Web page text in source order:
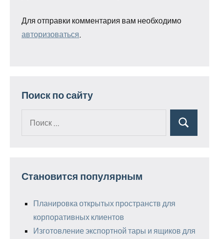
Для отправки комментария вам необходимо
авторизоваться
Поиск по сайту
Поиск
Становится популярным
Планировка открытых пространств для
корпоративных клиентов
Изготовление экспортной тары и ящиков для